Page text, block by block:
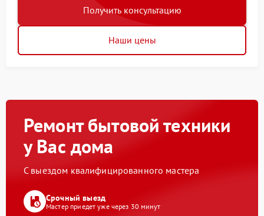
Получить консультацию
Наши цены
Ремонт бытовой техники
у Вас дома
С выездом квалифицированного мастера
Срочный выезд
Мастер приедет уже через 30 минут